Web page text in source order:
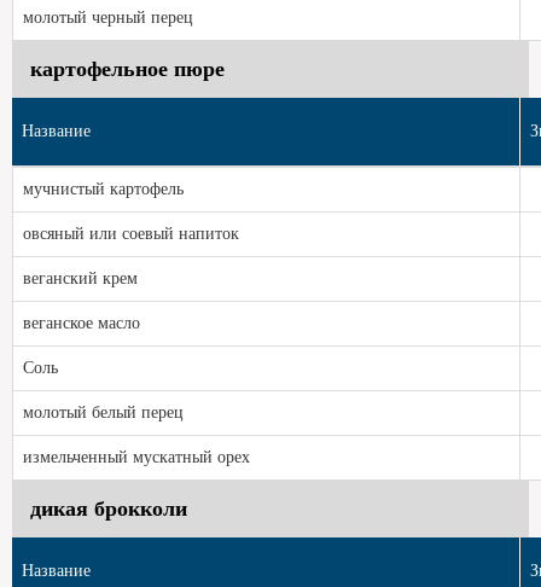
молотый черный перец
картофельное пюре
Название
мучнистый картофель
овсяный или соевый напиток
веганский крем
веганское масло
Соль
молотый белый перец
измельченный мускатный орех
дикая брокколи
Название